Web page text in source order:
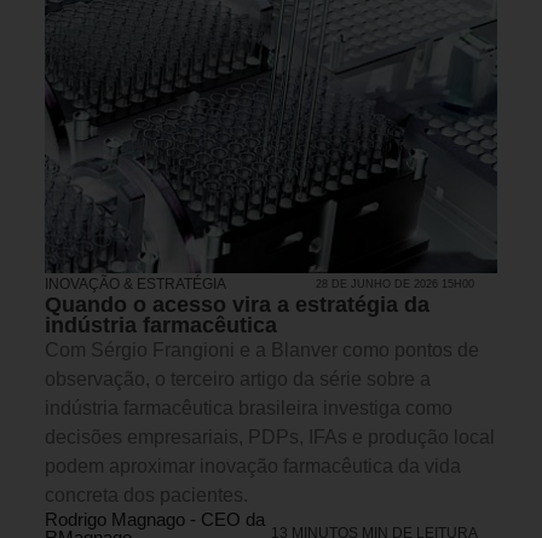
INOVAÇÃO & ESTRATÉGIA 28 DE JUNHO DE 2026 15H00
Quando o acesso vira a estratégia da
indústria farmacêutica
Com Sérgio Frangioni e a Blanver como pontos de
observação, o terceiro artigo da série sobre a
indústria farmacêutica brasileira investiga como
decisões empresariais, PDPs, IFAs e produção local
podem aproximar inovação farmacêutica da vida
concreta dos pacientes.
Rodrigo Magnago - CEO da
13 MINUTOS MIN DE LEITURA